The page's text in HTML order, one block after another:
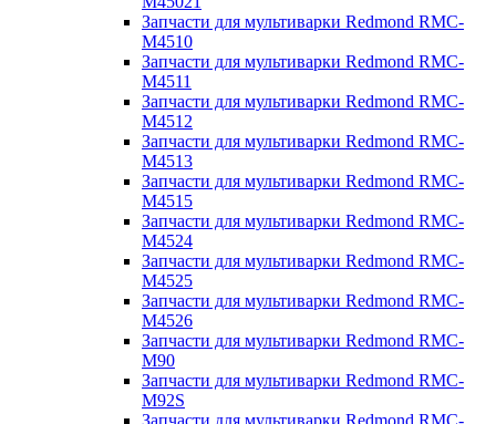
Запчасти для мультиварки Redmond RMC-
M4510
Запчасти для мультиварки Redmond RMC-
M4511
Запчасти для мультиварки Redmond RMC-
M4512
Запчасти для мультиварки Redmond RMC-
M4513
Запчасти для мультиварки Redmond RMC-
M4515
Запчасти для мультиварки Redmond RMC-
M4524
Запчасти для мультиварки Redmond RMC-
M4525
Запчасти для мультиварки Redmond RMC-
M4526
Запчасти для мультиварки Redmond RMC-
M90
Запчасти для мультиварки Redmond RMC-
M92S
Запчасти для мультиварки Redmond RMC-